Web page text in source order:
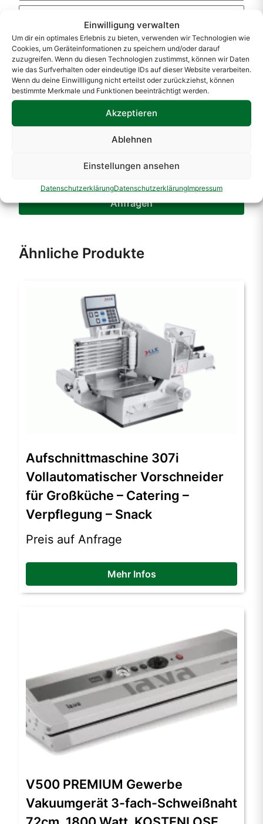
Einwilligung verwalten
Um dir ein optimales Erlebnis zu bieten, verwenden wir Technologien wie
Cookies, um Geräteinformationen zu speichern und/oder darauf
zuzugreifen. Wenn du diesen Technologien zustimmst, können wir Daten
wie das Surfverhalten oder eindeutige IDs auf dieser Website verarbeiten.
Wenn du deine Einwillligung nicht erteilst oder zurückziehst, können
bestimmte Merkmale und Funktionen beeinträchtigt werden.
Akzeptieren
Ablehnen
Einstellungen ansehen
DatenschutzerklärungDatenschutzerklärungImpressum
Email
Telefonnummer
Adresse
PLZ
Anfragen
Ähnliche Produkte
Aufschnittmaschine 307i
Vollautomatischer Vorschneider
für Großküche – Catering –
Verpflegung – Snack
Preis auf Anfrage
Mehr Infos
V500 PREMIUM Gewerbe
Vakuumgerät 3-fach-Schweißnaht